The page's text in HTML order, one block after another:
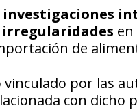
irregularidades
de
por las
con dicho